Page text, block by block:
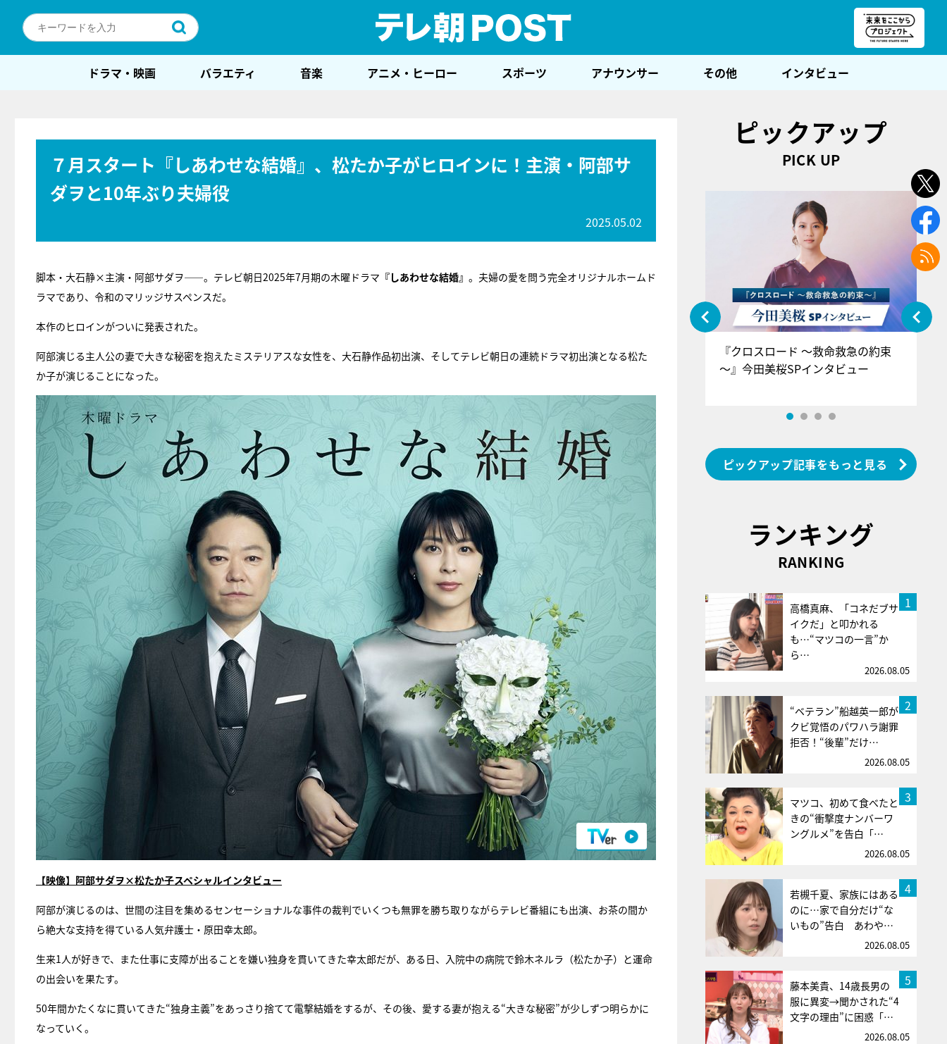
ドラマ・映画 バラエティ 音楽 アニメ・ヒーロー スポーツ アナウンサー その他 インタビュー
７月スタート『しあわせな結婚』、松たか子がヒロインに！主演・阿部サ
ダヲと10年ぶり夫婦役
2025.05.02
脚本・大石静×主演・阿部サダヲ――。テレビ朝日2025年7月期の木曜ドラマ 『しあわせな結婚』 。夫婦の愛を問う完全オリジナルホームド
ラマであり、令和のマリッジサスペンスだ。
本作のヒロインがついに発表された。
阿部演じる主人公の妻で大きな秘密を抱えたミステリアスな女性を、大石静作品初出演、そしてテレビ朝日の連続ドラマ初出演となる松た
か子が演じることになった。
【映像】阿部サダヲ×松たか子スペシャルインタビュー
阿部が演じるのは、世間の注目を集めるセンセーショナルな事件の裁判でいくつも無罪を勝ち取りながらテレビ番組にも出演、お茶の間か
ら絶大な支持を得ている人気弁護士・原田幸太郎。
生来1人が好きで、また仕事に支障が出ることを嫌い独身を貫いてきた幸太郎だが、ある日、入院中の病院で鈴木ネルラ（松たか子）と運命
の出会いを果たす。
50年間かたくなに貫いてきた“独身主義”をあっさり捨てて電撃結婚をするが、その後、愛する妻が抱える“大きな秘密”が少しずつ明らかに
なっていく。
ピックアップ
PICK UP
『アイ＝ラブ！げーみんぐ』＝LOV
『クロスロード ～救命救急の約束
～』今田美桜SPインタビュー
ピックアップ記事をもっと見る
ランキング
RANKING
1
高橋真麻、「コネだブサ
イクだ」と叩かれる
も…“マツコの一言”か
ら…
2026.08.05
2
“ベテラン”船越英一郎が
クビ覚悟のパワハラ謝罪
拒否！“後輩”だけ…
2026.08.05
3
マツコ、初めて食べたと
きの“衝撃度ナンバーワ
ングルメ”を告白「…
2026.08.05
4
若槻千夏、家族にはある
のに…家で自分だけ“な
いもの”告白 あわや…
2026.08.05
5
藤本美貴、14歳長男の
服に異変→聞かされた“4
文字の理由”に困惑「…
2026.08.05